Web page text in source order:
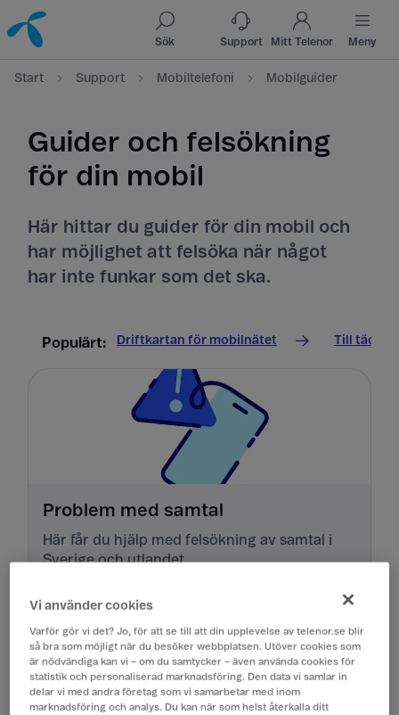
Till innehåll
Till sök
Sök Support Mitt Telenor Meny
Start Support Mobiltelefoni Mobilguider
Guider och felsökning
för din mobil
Här hittar du guider för din mobil och
har möjlighet att felsöka när något
har inte funkar som det ska.
Populärt: Driftkartan för mobilnätet Till
Problem med samtal
Här får du hjälp med felsökning av samtal i
Sverige och utlandet.
Vi använder cookies
Varför gör vi det? Jo, för att se till att din upplevelse av telenor.se blir
så bra som möjligt när du besöker webbplatsen. Utöver cookies som
är nödvändiga kan vi – om du samtycker – även använda cookies för
statistik och personaliserad marknadsföring. Den data vi samlar in
delar vi med andra företag som vi samarbetar med inom
marknadsföring och analys. Du kan när som helst återkalla ditt